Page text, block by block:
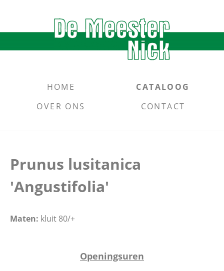
HOME
CATALOOG
OVER ONS
CONTACT
Prunus lusitanica
'Angustifolia'
Maten: kluit 80/+
Openingsuren